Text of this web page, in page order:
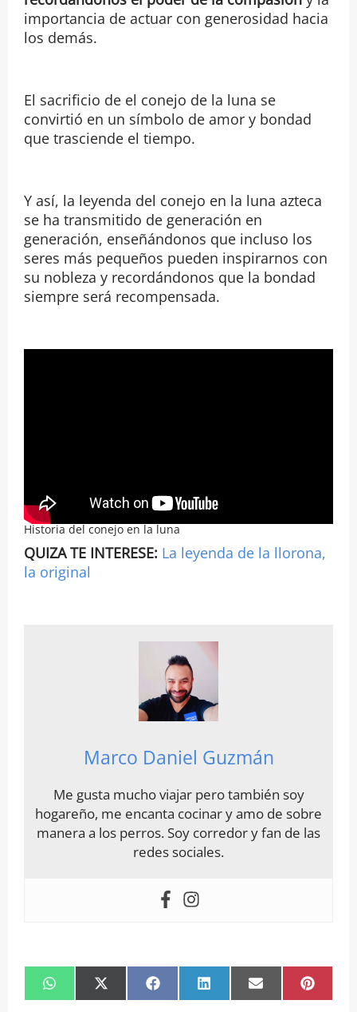
importancia de actuar con generosidad hacia
los demás.
El sacrificio de el conejo de la luna se
convirtió en un símbolo de amor y bondad
que trasciende el tiempo.
Y así, la leyenda del conejo en la luna azteca
se ha transmitido de generación en
generación, enseñándonos que incluso los
seres más pequeños pueden inspirarnos con
su nobleza y recordándonos que la bondad
siempre será recompensada.
Historia del conejo en la luna
QUIZA TE INTERESE: La leyenda de la llorona,
la original
Marco Daniel Guzmán
Me gusta mucho viajar pero también soy
hogareño, me encanta cocinar y amo de sobre
manera a los perros. Soy corredor y fan de las
redes sociales.
Compartir
en
Compartir
en
Compartir
en
Compartir
en
Compartir
en en